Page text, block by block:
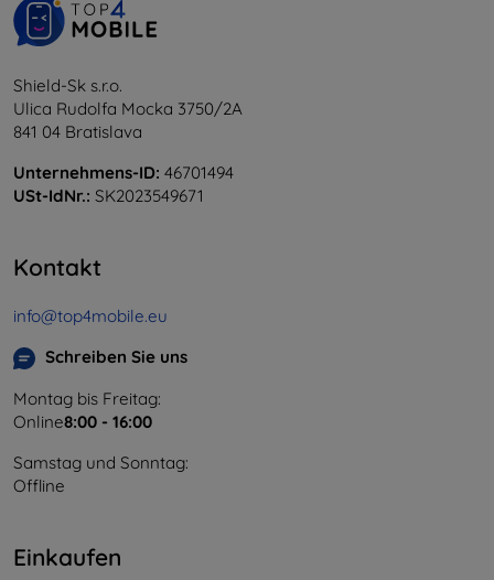
Shield-Sk s.r.o.
Ulica Rudolfa Mocka 3750/2A
841 04 Bratislava
Unternehmens-ID: 46701494
USt-IdNr.: SK2023549671
Kontakt
info@top4mobile.eu
Schreiben Sie uns
Montag bis Freitag:
Online8:00 - 16:00
Samstag und Sonntag:
Offline
Einkaufen